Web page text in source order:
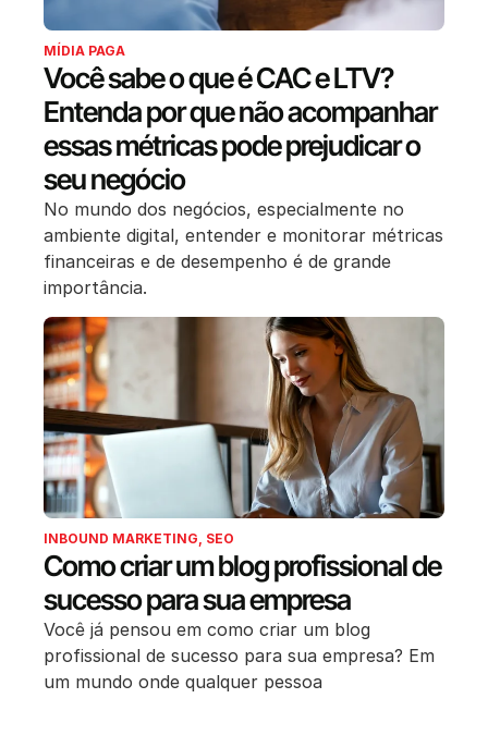
MÍDIA PAGA
Você sabe o que é CAC e LTV?
Entenda por que não acompanhar
essas métricas pode prejudicar o
seu negócio
No mundo dos negócios, especialmente no
ambiente digital, entender e monitorar métricas
financeiras e de desempenho é de grande
importância.
INBOUND MARKETING SEO
Como criar um blog profissional de
sucesso para sua empresa
Você já pensou em como criar um blog
profissional de sucesso para sua empresa? Em
um mundo onde qualquer pessoa